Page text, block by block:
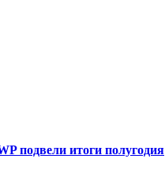
подвели итоги полугодия